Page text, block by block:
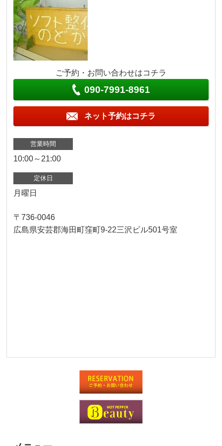
ご予約・お問い合わせはコチラ
090-7991-8961
ネット予約はコチラ
営業時間
10:00～21:00
定休日
月曜日
〒736-0046
広島県安芸郡海田町窪町9-22三沢ビル501号室